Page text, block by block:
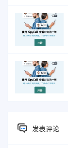
发表评论